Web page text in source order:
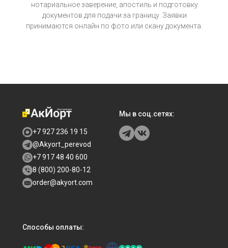
нотариальное заверение, апостиль и подготовку
документов для подачи за границу. Заявки
принимаются онлайн по фото или скану документа.
Мы в соц.сетях:
+7 927 236 19 15
@Akyort_perevod
+7 917 48 40 600
8 (800) 200-80-12
order@akyort.com
Способы оплаты: